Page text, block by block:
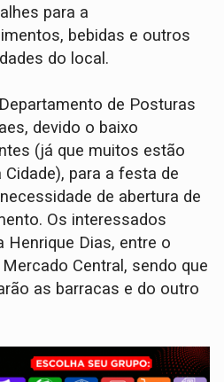
para a
bebidas e outros
do local.
de Posturas
devido o baixo
(já que muitos estão
para a festa de
de abertura de
Os interessados
Henrique Dias, entre o
Central, sendo que
as barracas e do outro